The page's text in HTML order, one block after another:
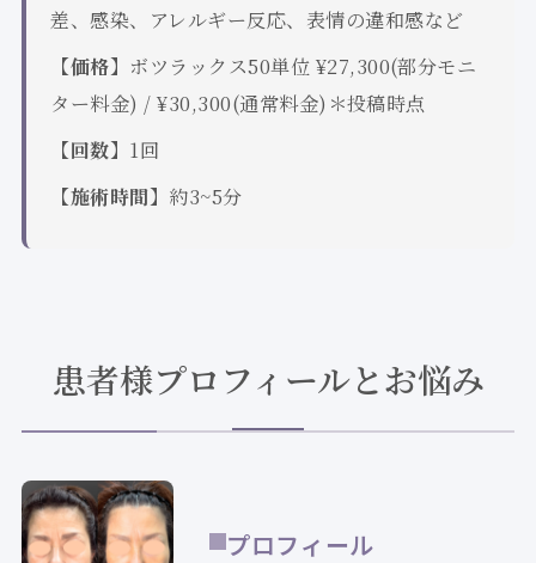
差、感染、アレルギー反応、表情の違和感など
【価格】 ボツラックス50単位 ¥27,300(部分モニ
ター料金) / ¥30,300(通常料金)＊投稿時点
【回数】 1回
【施術時間】 約3~5分
患者様プロフィールとお悩み
プロフィール